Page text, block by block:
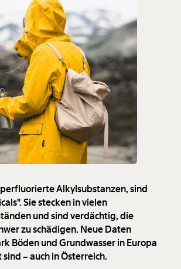
perfluorierte Alkylsubstanzen, sind
Sie stecken in vielen
und sind verdächtig, die
zu schädigen. Neue Daten
Böden und Grundwasser in Europa
– auch in Österreich.